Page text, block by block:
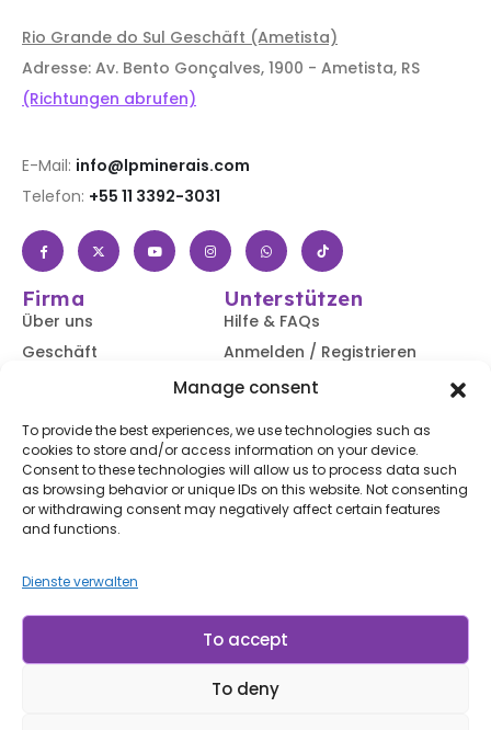
Manage consent
To provide the best experiences, we use technologies such as
cookies to store and/or access information on your device.
Consent to these technologies will allow us to process data such
as browsing behavior or unique IDs on this website. Not consenting
or withdrawing consent may negatively affect certain features
and functions.
Dienste verwalten
To accept
To deny
Rio Grande do Sul Geschäft (Ametista)
Adresse: Av. Bento Gonçalves, 1900 - Ametista, RS
(Richtungen abrufen)
E-Mail: info@lpminerais.com
Telefon: +55 11 3392-3031
Firma
Über uns
Geschäft
Unterstützen
Hilfe & FAQs
Anmelden / Registrieren
Verfolgen Sie Ihre
Bestellung
Versand &
Rücksendungen
Zugänglichkeit
Abonnieren Sie unseren Newsletter
undDatenschutzerklärung.
© LP Minerais 2017 - 2025 - Alle Rechte vorbehalten